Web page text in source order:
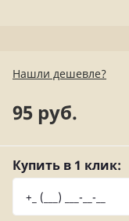
Нашли дешевле?
95 руб.
Купить в 1 клик: